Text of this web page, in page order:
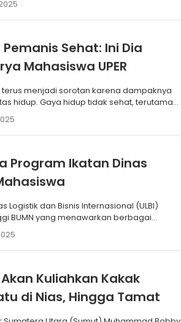
Sehat: Ini Dia
Mahasiswa UPER
menjadi sorotan karena dampaknya
hidup. Gaya hidup tidak sehat, terutama
Program Ikatan Dinas
Logistik dan Bisnis Internasional (ULBI)
BUMN yang menawarkan berbagai
Kuliahkan Kakak
di Nias, Hingga Tamat